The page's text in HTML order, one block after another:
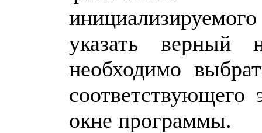
указать верный
необходимо
соответствующего
окне программы.